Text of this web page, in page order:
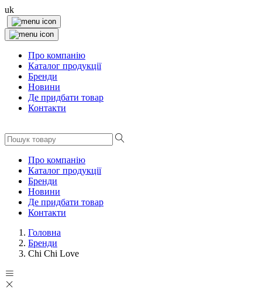
uk
Про компанію
Каталог продукції
Бренди
Новини
Де придбати товар
Контакти
Про компанію
Каталог продукції
Бренди
Новини
Де придбати товар
Контакти
Головна
Бренди
Chi Chi Love